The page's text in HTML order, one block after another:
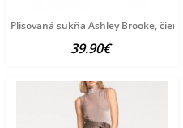
Plisovaná sukňa Ashley Brooke, čierna
39.90€